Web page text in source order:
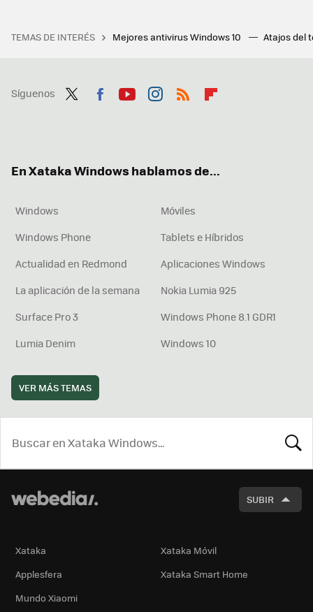
TEMAS DE INTERÉS Mejores antivirus Windows 10 Atajos del
Síguenos
En Xataka Windows hablamos de...
Windows
Móviles
Windows Phone
Tablets e Híbridos
Actualidad en Redmond
Aplicaciones Windows
La aplicación de la semana
Nokia Lumia 925
Surface Pro 3
Windows Phone 8.1 GDR1
Lumia Denim
Windows 10
VER MÁS TEMAS
SUBIR
Xataka
Xataka Móvil
Applesfera
Xataka Smart Home
Mundo Xiaomi